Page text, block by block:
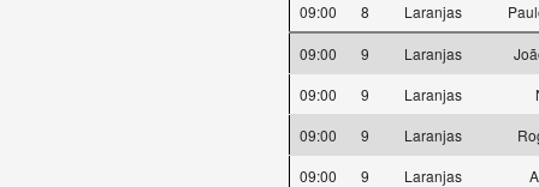
09:00
8 Laranjas
09:00 9 Laranjas
09:00
9 Laranjas
09:00
9 Laranjas
09:00
9 Laranjas